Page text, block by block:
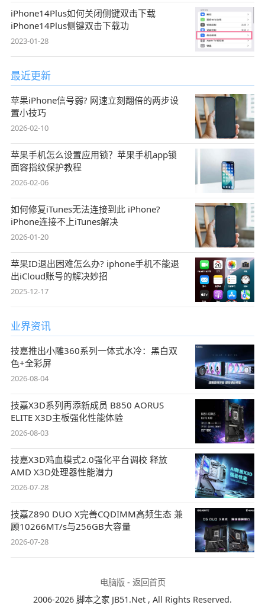
iPhone14Plus如何关闭侧键双击下载
iPhone14Plus侧键双击下载功
2023-01-28
最近更新
苹果iPhone信号弱? 网速立刻翻倍的两步设
置小技巧
2026-02-10
苹果手机怎么设置应用锁？苹果手机app锁
面容指纹保护教程
2026-02-06
如何修复iTunes无法连接到此 iPhone?
iPhone连接不上iTunes解决
2026-01-20
苹果ID退出困难怎么办? iphone手机不能退
出iCloud账号的解决妙招
2025-12-17
业界资讯
技嘉推出小雕360系列一体式水冷：黑白双
色+全彩屏
2026-08-04
技嘉X3D系列再添新成员 B850 AORUS
ELITE X3D主板强化性能体验
2026-08-03
技嘉X3D鸡血模式2.0强化平台调校 释放
AMD X3D处理器性能潜力
2026-07-28
技嘉Z890 DUO X完善CQDIMM高频生态 兼
顾10266MT/s与256GB大容量
2026-07-28
电脑版- 返回首页
2006-2026 脚本之家 JB51.Net , All Rights Reserved.